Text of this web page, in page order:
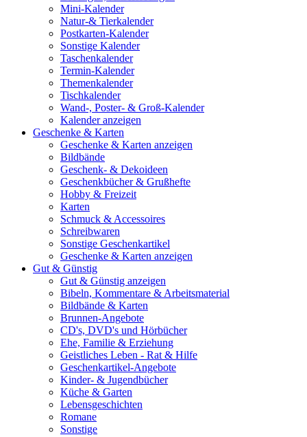
Mini-Kalender
Natur-& Tierkalender
Postkarten-Kalender
Sonstige Kalender
Taschenkalender
Termin-Kalender
Themenkalender
Tischkalender
Wand-, Poster- & Groß-Kalender
Kalender anzeigen
Geschenke & Karten
Geschenke & Karten anzeigen
Bildbände
Geschenk- & Dekoideen
Geschenkbücher & Grußhefte
Hobby & Freizeit
Karten
Schmuck & Accessoires
Schreibwaren
Sonstige Geschenkartikel
Geschenke & Karten anzeigen
Gut & Günstig
Gut & Günstig anzeigen
Bibeln, Kommentare & Arbeitsmaterial
Bildbände & Karten
Brunnen-Angebote
CD's, DVD's und Hörbücher
Ehe, Familie & Erziehung
Geistliches Leben - Rat & Hilfe
Geschenkartikel-Angebote
Kinder- & Jugendbücher
Küche & Garten
Lebensgeschichten
Romane
Sonstige